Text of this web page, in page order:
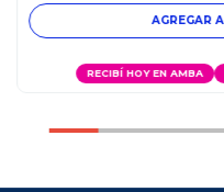
RECIBÍ HOY EN AMBA